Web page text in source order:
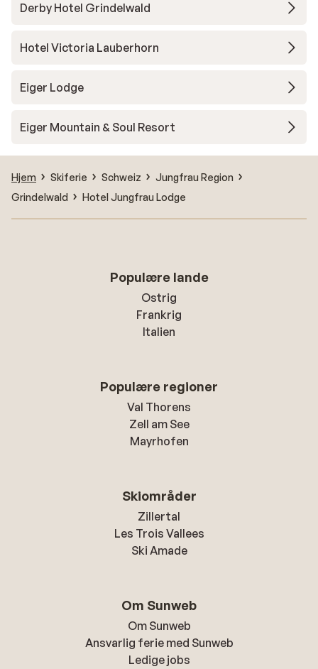
Derby Hotel Grindelwald
Hotel Victoria Lauberhorn
Eiger Lodge
Eiger Mountain & Soul Resort
Hjem Skiferie Schweiz
Jungfrau Region
Grindelwald
Hotel Jungfrau Lodge
Populære lande
Ostrig
Frankrig
Italien
Populære regioner
Val Thorens
Zell am See
Mayrhofen
Skiområder
Zillertal
Les Trois Vallees
Ski Amade
Om Sunweb
Om Sunweb
Ansvarlig ferie med Sunweb
Ledige jobs